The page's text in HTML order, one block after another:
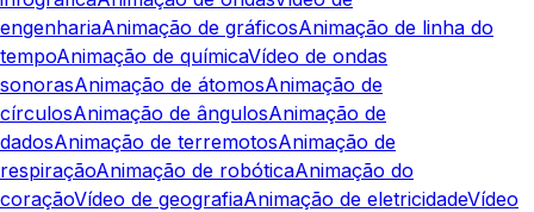
engenhariaAnimação de gráficosAnimação de linha do
tempoAnimação de químicaVídeo de ondas
sonorasAnimação de átomosAnimação de
círculosAnimação de ângulosAnimação de
dadosAnimação de terremotosAnimação de
respiraçãoAnimação de robóticaAnimação do
coraçãoVídeo de geografiaAnimação de eletricidadeVídeo